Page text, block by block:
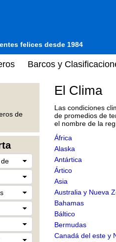
felices desde 1984
Barcos y
de
El Clima
Las condiciones
de promedios de
el nombre de la
África
Alaska
Antártica
Ártico
Asia
Australia y Nueva
Bahamas
Báltico
Bermudas
Canadá del este y